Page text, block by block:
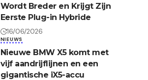
Wordt Breder en Krijgt Zijn
Eerste Plug-in Hybride
16/06/2026
NIEUWS
Nieuwe BMW X5 komt met
vijf aandrijflijnen en een
gigantische iX5-accu